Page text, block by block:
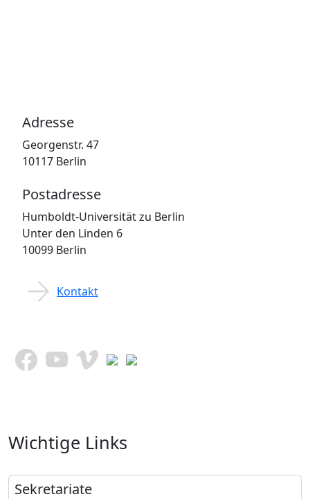
Adresse
Georgenstr. 47
10117 Berlin
Postadresse
Humboldt-Universität zu Berlin
Unter den Linden 6
10099 Berlin
Kontakt
Wichtige Links
Sekretariate